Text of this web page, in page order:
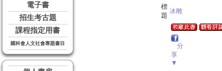
電子書
招生考古題
課程指定用書
國科會人文社會專題書目
標
題
冰雕
分
享
▼